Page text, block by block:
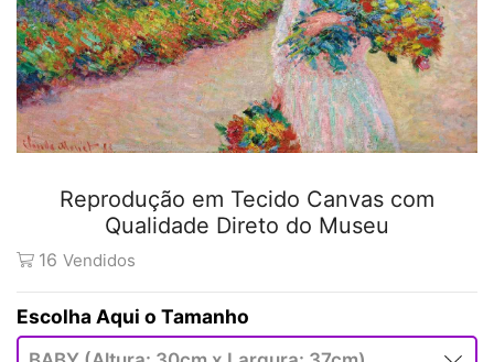
Reprodução em Tecido Canvas com
Qualidade Direto do Museu
16 Vendidos
Tamanho